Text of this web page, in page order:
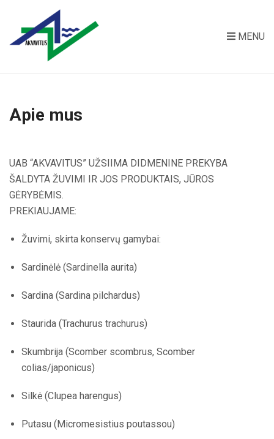
MENU
Apie mus
UAB “AKVAVITUS” UŽSIIMA DIDMENINE PREKYBA
ŠALDYTA ŽUVIMI IR JOS PRODUKTAIS, JŪROS
GĖRYBĖMIS.
PREKIAUJAME:
Žuvimi, skirta konservų gamybai:
Sardinėlė (Sardinella aurita)
Sardina (Sardina pilchardus)
Staurida (Trachurus trachurus)
Skumbrija (Scomber scombrus, Scomber
colias/japonicus)
Silkė (Clupea harengus)
Putasu (Micromesistius poutassou)